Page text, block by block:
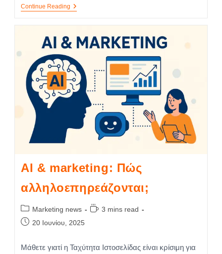
Continue Reading
AI & marketing: Πώς
αλληλοεπηρεάζονται;
Marketing news
3 mins read
20 Ιουνίου, 2025
Μάθετε γιατί η Ταχύτητα Ιστοσελίδας είναι κρίσιμη για